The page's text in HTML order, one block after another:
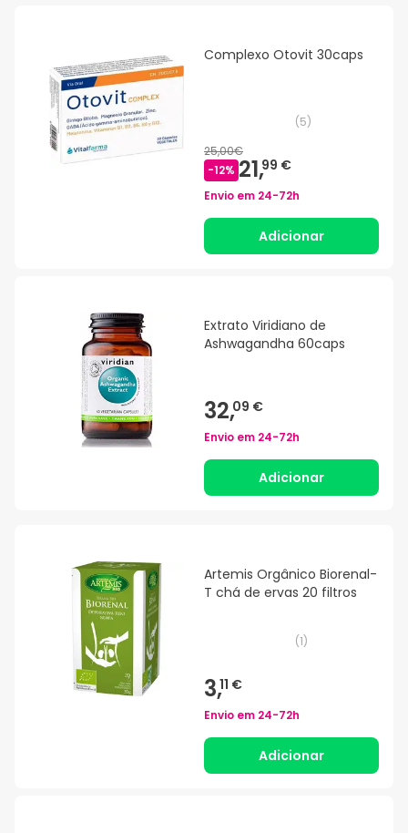
Complexo Otovit 30caps
(5)
25,00€
-12% 21,99 €
Envio em 24-72h
Adicionar
Extrato Viridiano de
Ashwagandha 60caps
32,09 €
Envio em 24-72h
Adicionar
Artemis Orgânico Biorenal-
T chá de ervas 20 filtros
(1)
3,11 €
Envio em 24-72h
Adicionar